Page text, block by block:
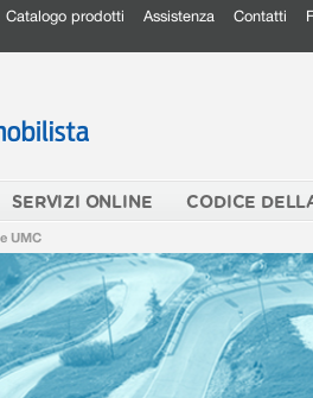
Catalogo prodotti Assistenza Contatti
SERVIZI ONLINE CODICE
UMC